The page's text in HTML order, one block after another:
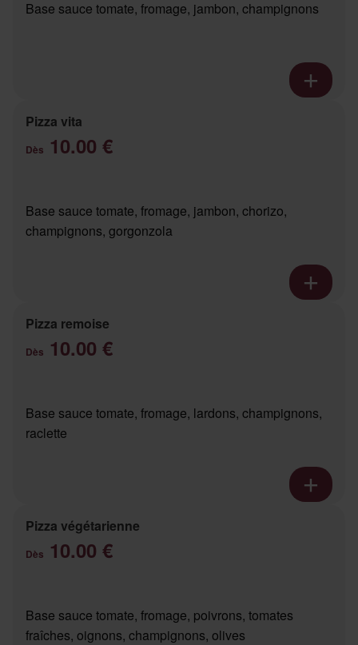
Base sauce tomate, fromage, jambon, champignons
Pizza vita
Dès 10.00 €
Base sauce tomate, fromage, jambon, chorizo,
champignons, gorgonzola
Pizza remoise
Dès 10.00 €
Base sauce tomate, fromage, lardons, champignons,
raclette
Pizza végétarienne
Dès 10.00 €
Base sauce tomate, fromage, poivrons, tomates
fraîches, oignons, champignons, olives